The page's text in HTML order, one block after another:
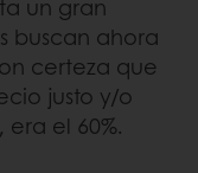
un gran
buscan ahora
certeza que
justo y/o
era el 60%.